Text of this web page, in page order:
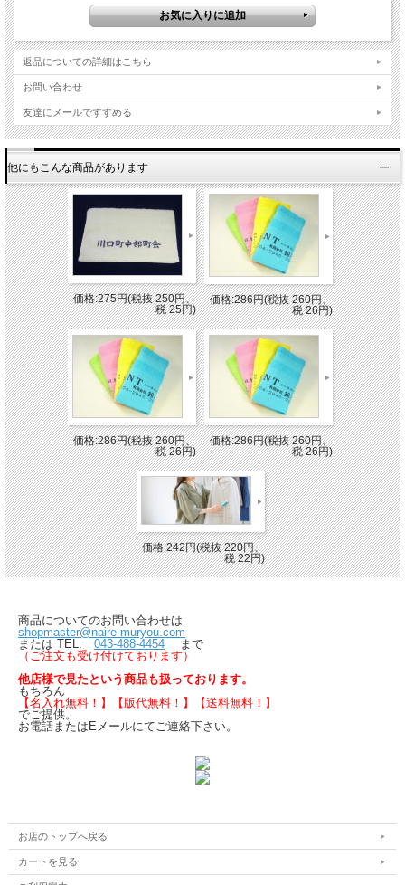
返品についての詳細はこちら
お問い合わせ
友達にメールですすめる
他にもこんな商品があります
価格:275円(税抜 250円、
税 25円)
価格:286円(税抜 260円、
税 26円)
価格:286円(税抜 260円、
税 26円)
価格:286円(税抜 260円、
税 26円)
価格:242円(税抜 220円、
税 22円)
商品についてのお問い合わせは
shopmaster@naire-muryou.com
または TEL: 043-488-4454 まで
（ご注文も受け付けております）
他店様で見たという商品も扱っております。
もちろん
【名入れ無料！】【版代無料！】【送料無料！】
でご提供。
お電話またはEメールにてご連絡下さい。
お店のトップへ戻る
カートを見る